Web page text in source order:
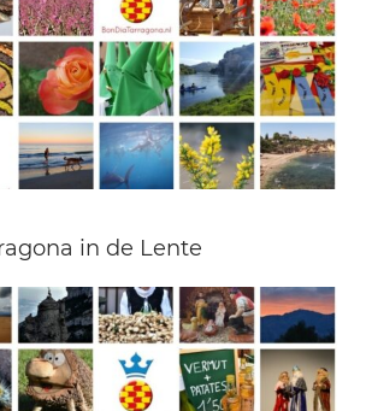
in de Lente